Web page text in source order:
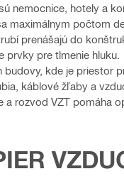
nemocnice, hotely a
maximálnym počtom
prenášajú do
prvky pre tlmenie hluku.
budovy, kde je priestor
káblové žľaby a
rozvod VZT pomáha